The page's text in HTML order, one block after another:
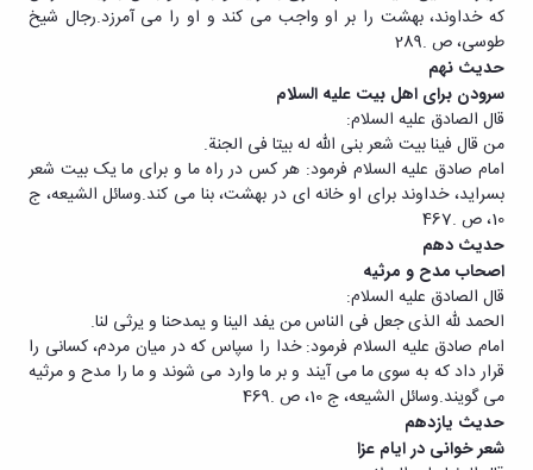
که خداوند، بهشت را بر او واجب می کند و او را می آمرزد.رجال شیخ
طوسی، ص .289
حدیث نهم
سرودن برای اهل بیت علیه السلام
قال الصادق علیه السلام:
من قال فینا بیت شعر بنی الله له بیتا فی الجنة.
امام صادق علیه السلام فرمود: هر کس در راه ما و برای ما یک بیت شعر
بسراید، خداوند برای او خانه ای در بهشت، بنا می کند.وسائل الشیعه، ج
10، ص .467
حدیث دهم
اصحاب مدح و مرثیه
قال الصادق علیه السلام:
الحمد لله الذی جعل فی الناس من یفد الینا و یمدحنا و یرثی لنا.
امام صادق علیه السلام فرمود: خدا را سپاس که در میان مردم، کسانی را
قرار داد که به سوی ما می آیند و بر ما وارد می شوند و ما را مدح و مرثیه
می گویند.وسائل الشیعه، ج 10، ص .469
حدیث یازدهم
شعر خوانی در ایام عزا